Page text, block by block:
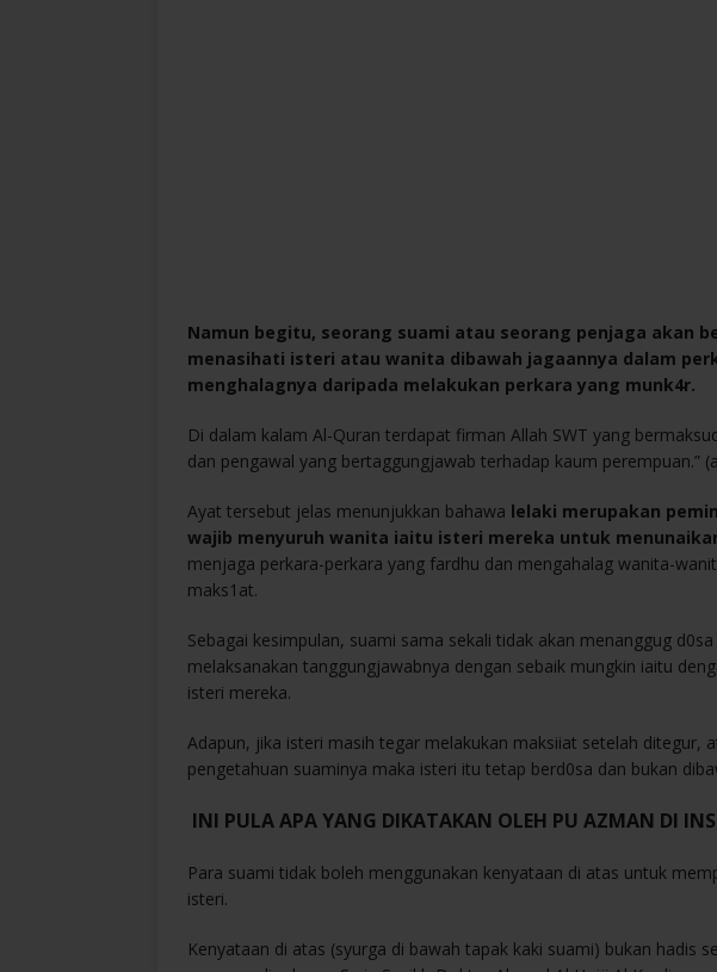
Namun begitu, seorang suami atau seorang penjaga akan
menasihati isteri atau wanita dibawah jagaannya dalam
menghalagnya daripada melakukan perkara yang munk4r.
Di dalam kalam Al-Quran terdapat firman Allah SWT yang
dan pengawal yang bertaggungjawab terhadap kaum perempuan.”
Ayat tersebut jelas menunjukkan bahawa lelaki merupakan
wajib menyuruh wanita iaitu isteri mereka untuk
menjaga perkara-perkara yang fardhu dan mengahalag wanita-
maks1at.
Sebagai kesimpulan, suami sama sekali tidak akan menanggug
melaksanakan tanggungjawabnya dengan sebaik mungkin iaitu
isteri mereka.
Adapun, jika isteri masih tegar melakukan maksiiat setelah ditegur,
pengetahuan suaminya maka isteri itu tetap berd0sa dan bukan
INI PULA APA YANG DIKATAKAN OLEH PU AZMAN DI
Para suami tidak boleh menggunakan kenyataan di atas untuk
isteri.
Kenyataan di atas (syurga di bawah tapak kaki suami) bukan hadis